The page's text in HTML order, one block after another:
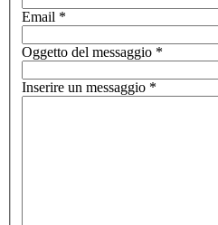
Email *
Oggetto del messaggio *
Inserire un messaggio *